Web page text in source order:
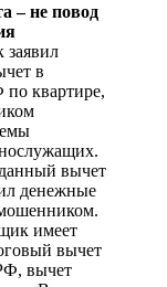
– не повод
заявил
в
по квартире,
вычет
денежные
мошенником.
имеет
вычет
вычет